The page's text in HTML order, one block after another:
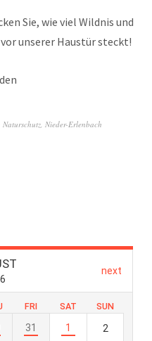
Sie, wie viel Wildnis und
unserer Haustür steckt!
Naturschutz, Nieder-Erlenbach